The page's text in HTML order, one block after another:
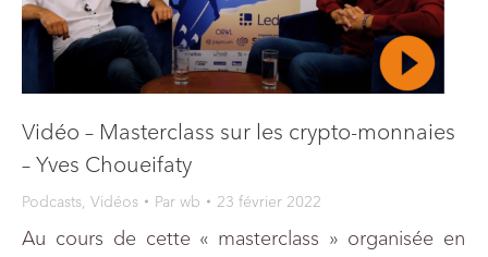
Vidéo – Masterclass sur les crypto-monnaies
– Yves Choueifaty
Podcasts, Vidéos Par wb 23 février 2022
Au cours de cette « masterclass » organisée en